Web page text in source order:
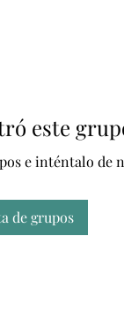
este
e inténtalo de
de grupos